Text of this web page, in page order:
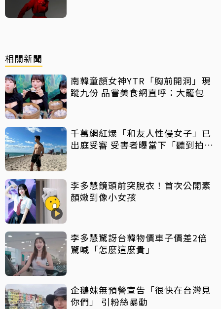
相關新聞
南韓童顏女神YTR「胸前開洞」現
蹤九份 品嘗美食網直呼：大籠包
千萬網紅爆「和友人性侵女子」已
出庭受審 受害者曝當下「聽到拍片
李多慧鏡頭前突脫衣！首次公開素
顏嫩到像小女孩
李多慧驚訝台韓物價車子價差2倍
驚喊「怎麼這麼貴」
企鵝妹無預警宣告「很快在台灣見
你們」 引粉絲暴動